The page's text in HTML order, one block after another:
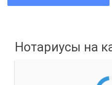
Нотариусы на